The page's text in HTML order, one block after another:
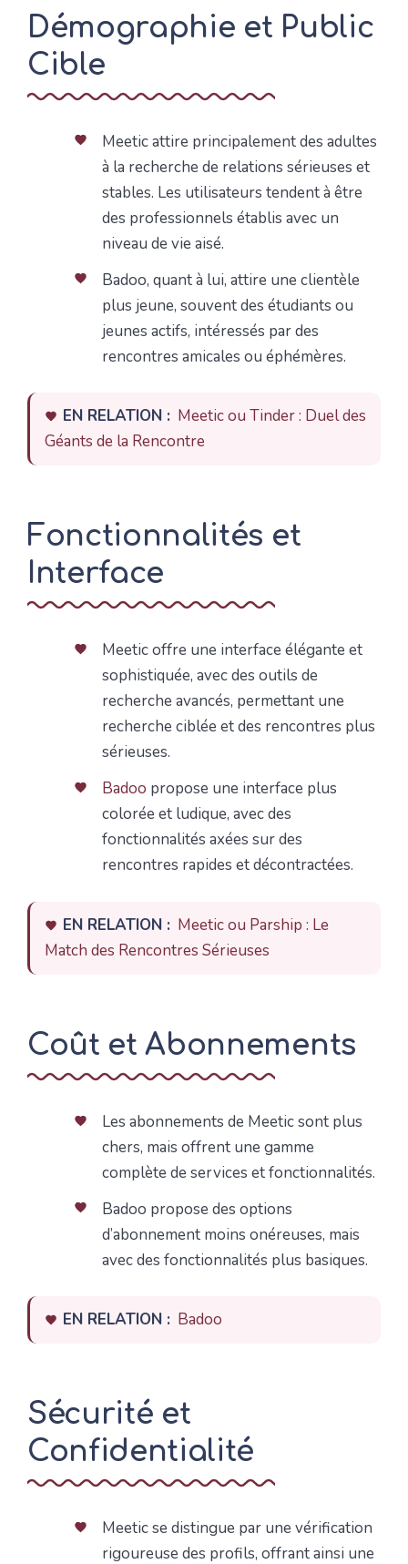
Démographie et Public
Cible
Meetic attire principalement des adultes
à la recherche de relations sérieuses et
stables. Les utilisateurs tendent à être
des professionnels établis avec un
niveau de vie aisé.
Badoo, quant à lui, attire une clientèle
plus jeune, souvent des étudiants ou
jeunes actifs, intéressés par des
rencontres amicales ou éphémères.
EN RELATION : Meetic ou Tinder : Duel des
Géants de la Rencontre
Fonctionnalités et
Interface
Meetic offre une interface élégante et
sophistiquée, avec des outils de
recherche avancés, permettant une
recherche ciblée et des rencontres plus
sérieuses.
Badoo propose une interface plus
colorée et ludique, avec des
fonctionnalités axées sur des
rencontres rapides et décontractées.
EN RELATION : Meetic ou Parship : Le
Match des Rencontres Sérieuses
Coût et Abonnements
Les abonnements de Meetic sont plus
chers, mais offrent une gamme
complète de services et fonctionnalités.
Badoo propose des options
d’abonnement moins onéreuses, mais
avec des fonctionnalités plus basiques.
EN RELATION : Badoo
Sécurité et
Confidentialité
Meetic se distingue par une vérification
rigoureuse des profils, offrant ainsi une